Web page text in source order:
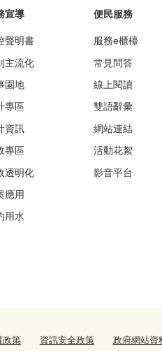
宣導
聲明書
主流化
園地
專區
資訊
專區
透明化
應用
用水
便民服務
服務e櫃檯
常見問答
線上閱讀
雙語辭彙
網站連結
活動花絮
影音平台
政策 資訊安全政策 政府網站資